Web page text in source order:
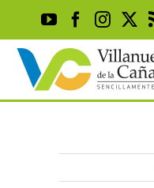
content
YouTubeFacebook
X